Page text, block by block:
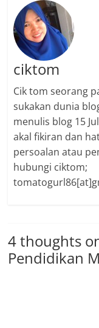
ciktom
Cik tom seorang
sukakan dunia
menulis blog 15
akal fikiran dan
persoalan atau
hubungi ciktom;
4 thoughts
Pendidikan